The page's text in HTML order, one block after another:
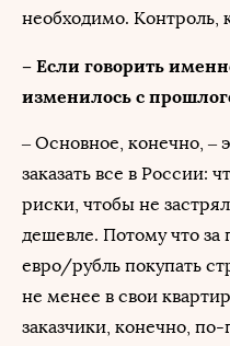
необходимо. Контроль,
– Если говорить
изменилось с
– Основное, конечно, –
заказать все в России:
риски, чтобы не
дешевле. Потому что за
евро/рубль покупать
не менее в свои
заказчики, конечно,